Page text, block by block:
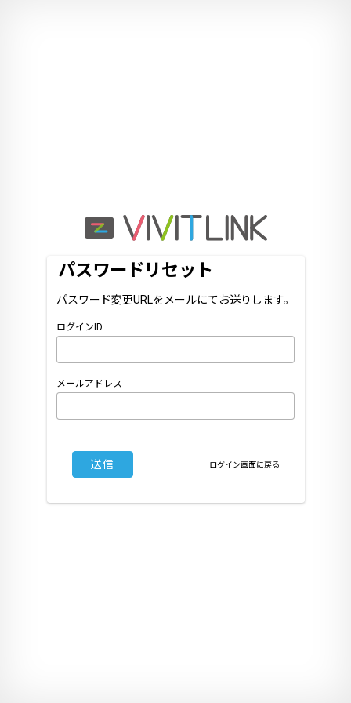
パスワードリセット
パスワード変更URLをメールにてお送りします。
ログインID
メールアドレス
送信 ログイン画面に戻る